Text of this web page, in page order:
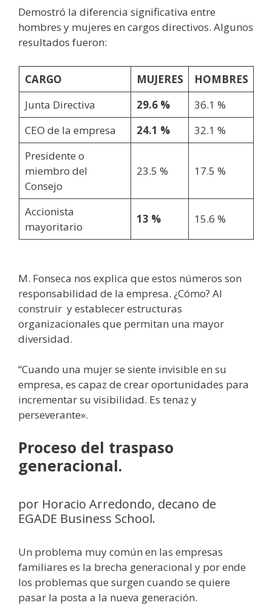
Demostró la diferencia significativa entre
hombres y mujeres en cargos directivos. Algunos
resultados fueron:
CARGO MUJERES
HOMBRES
Junta Directiva
29.6 %
36.1 %
CEO de la empresa
24.1 %
32.1 %
Presidente o
miembro del
Consejo
23.5 % 17.5 %
Accionista
mayoritario
13 % 15.6 %
M. Fonseca nos explica que estos números son
responsabilidad de la empresa. ¿Cómo? Al
construir y establecer estructuras
organizacionales que permitan una mayor
diversidad.
“Cuando una mujer se siente invisible en su
empresa, es capaz de crear oportunidades para
incrementar su visibilidad. Es tenaz y
perseverante».
Proceso del traspaso
generacional.
por Horacio Arredondo, decano de
EGADE Business School.
Un problema muy común en las empresas
familiares es la brecha generacional y por ende
los problemas que surgen cuando se quiere
pasar la posta a la nueva generación.